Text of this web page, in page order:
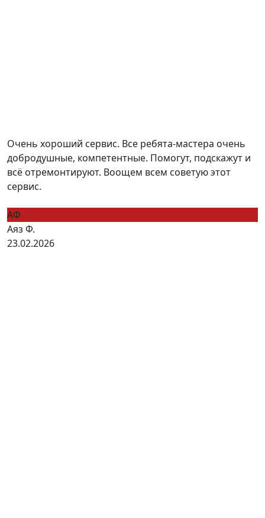
Очень хороший сервис. Все ребята-мастера очень
добродушные, компетентные. Помогут, подскажут и
всё отремонтируют. Воощем всем советую этот
сервис.
АФ
Аяз Ф.
23.02.2026